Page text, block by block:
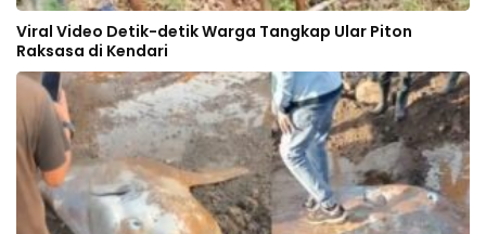
Viral Video Detik-detik Warga Tangkap Ular Piton
Raksasa di Kendari